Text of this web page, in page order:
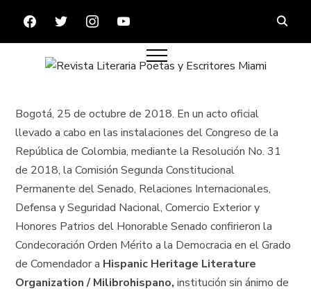
FACEBOOKTWITTERINSTAGRAMYOUTUBE
Bogotá, 25 de octubre de 2018. En un acto oficial
llevado a cabo en las instalaciones del Congreso de la
República de Colombia, mediante la Resolución No. 31
de 2018, la Comisión Segunda Constitucional
Permanente del Senado, Relaciones Internacionales,
Defensa y Seguridad Nacional, Comercio Exterior y
Honores Patrios del Honorable Senado confirieron la
Condecoración Orden Mérito a la Democracia en el Grado
de Comendador a Hispanic Heritage Literature
Organization / Milibrohispano,institución sin ánimo de